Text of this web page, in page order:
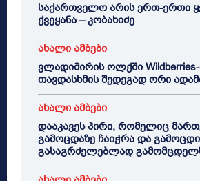
საქართველო არის ერთ-ერთი
ქვეყანა – კობახიძე
ახალი ამბები
ვლადიმირის ოლქში Wildberries-
თავდასხმის შედეგად ორი
ახალი ამბები
დააკავეს პირი, რომელიც
გამოცდაზე ჩაიჭრა და
გასაგრძელებლად